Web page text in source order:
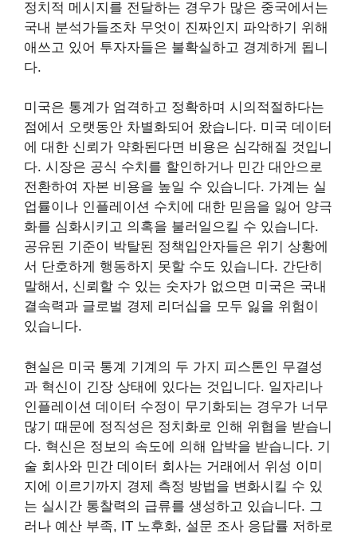
정치적 메시지를 전달하는 경우가 많은 중국에서는
국내 분석가들조차 무엇이 진짜인지 파악하기 위해
애쓰고 있어 투자자들은 불확실하고 경계하게 됩니
다.
미국은 통계가 엄격하고 정확하며 시의적절하다는
점에서 오랫동안 차별화되어 왔습니다. 미국 데이터
에 대한 신뢰가 약화된다면 비용은 심각해질 것입니
다. 시장은 공식 수치를 할인하거나 민간 대안으로
전환하여 자본 비용을 높일 수 있습니다. 가계는 실
업률이나 인플레이션 수치에 대한 믿음을 잃어 양극
화를 심화시키고 의혹을 불러일으킬 수 있습니다.
공유된 기준이 박탈된 정책입안자들은 위기 상황에
서 단호하게 행동하지 못할 수도 있습니다. 간단히
말해서, 신뢰할 수 있는 숫자가 없으면 미국은 국내
결속력과 글로벌 경제 리더십을 모두 잃을 위험이
있습니다.
현실은 미국 통계 기계의 두 가지 피스톤인 무결성
과 혁신이 긴장 상태에 있다는 것입니다. 일자리나
인플레이션 데이터 수정이 무기화되는 경우가 너무
많기 때문에 정직성은 정치화로 인해 위협을 받습니
다. 혁신은 정보의 속도에 의해 압박을 받습니다. 기
술 회사와 민간 데이터 회사는 거래에서 위성 이미
지에 이르기까지 경제 측정 방법을 변화시킬 수 있
는 실시간 통찰력의 급류를 생성하고 있습니다. 그
러나 예산 부족, IT 노후화, 설문 조사 응답률 저하로